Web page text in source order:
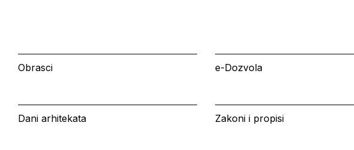
Obrasci e-Dozvola
Dani arhitekata Zakoni i propisi